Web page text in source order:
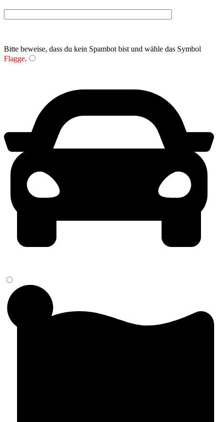
Bitte beweise, dass du kein Spambot bist und wähle das Symbol
Flagge.